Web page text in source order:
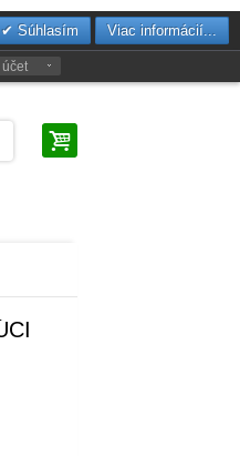
Súhlasím Viac informácií...
účet